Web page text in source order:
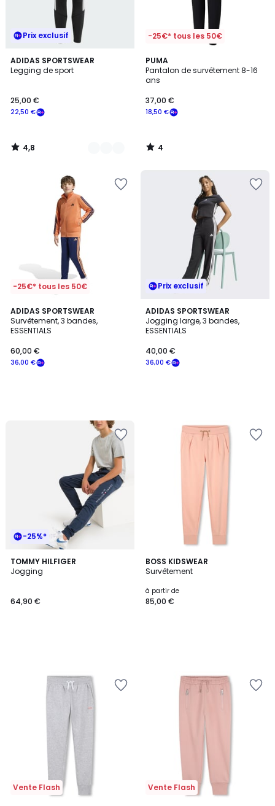
Prix exclusif
ADIDAS SPORTSWEAR
Legging de sport
22,50 €
25,00 €
4,8
/ 5
3
Couleurs
4,8
/
-25€* tous les 50€
PUMA
Pantalon de survêtement 8-16
ans
18,50 €
37,00 €
4
/
5
4
/
-25€* tous les 50€
ADIDAS SPORTSWEAR
Survêtement, 3 bandes,
ESSENTIALS
36,00 €
60,00 €
Prix exclusif
ADIDAS SPORTSWEAR
Jogging large, 3 bandes,
ESSENTIALS
36,00 €
40,00 €
-25%*
TOMMY HILFIGER
Jogging
64,90 €
BOSS KIDSWEAR
Survêtement
à partir de
85,00 €
Vente Flash Vente Flash